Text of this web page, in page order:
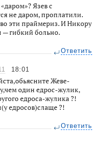
Язев с
не даром, проплатили.
эти праймериз. И Никору
— гибкий больно.
Ответить
18:01
Жеве-
один едрос-жулик,
едроса-жулика ?!
едросов)слаще ?!
Ответить